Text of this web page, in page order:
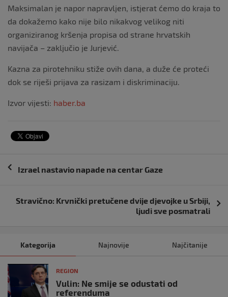
Maksimalan je napor napravljen, istjerat ćemo do kraja to
da dokažemo kako nije bilo nikakvog velikog niti
organiziranog kršenja propisa od strane hrvatskih
navijača – zaključio je Jurjević.
Kazna za pirotehniku stiže ovih dana, a duže će proteći
dok se riješi prijava za rasizam i diskriminaciju.
Izvor vijesti: haber.ba
Navigacija
Izrael nastavio napade na centar Gaze
Stravično: Krvnički pretučene dvije djevojke u Srbiji,
ljudi sve posmatrali
Kategorija Najnovije Najčitanije
REGION
Vulin: Ne smije se odustati od
referenduma